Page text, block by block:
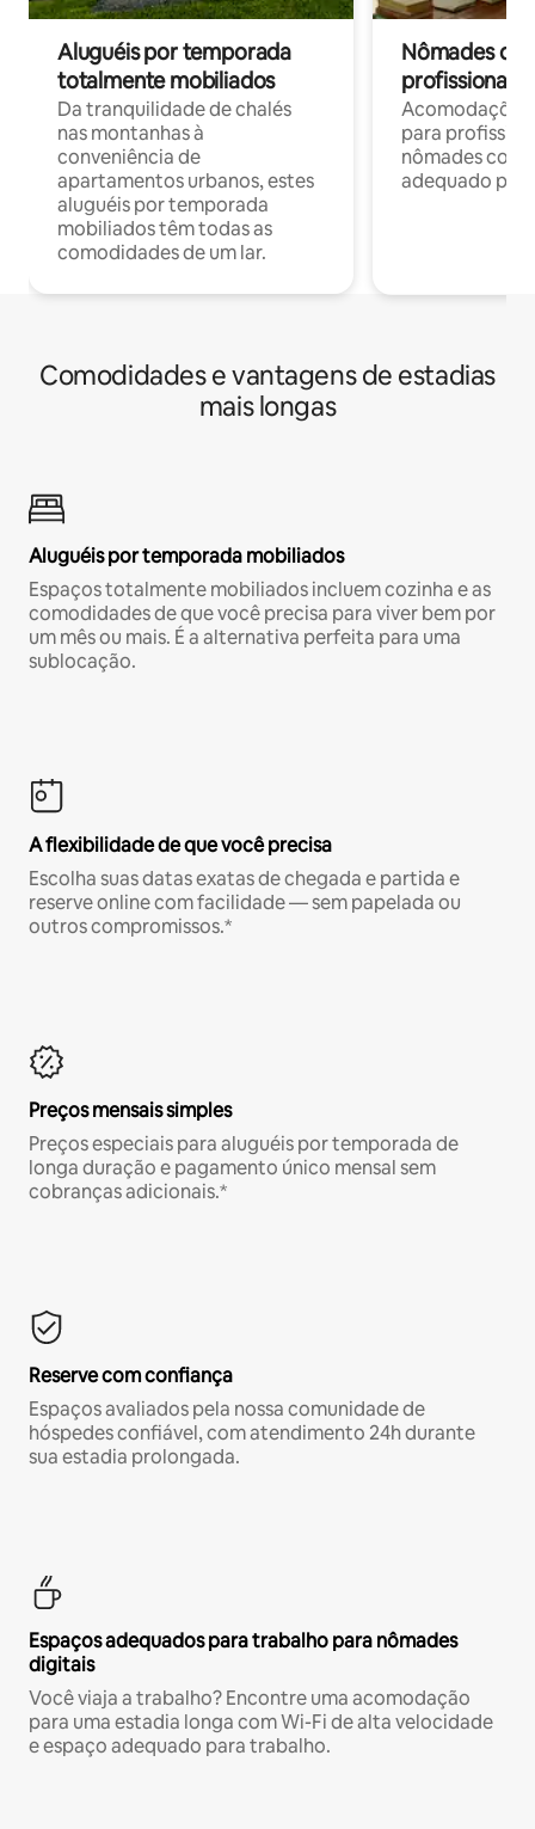
Aluguéis por temporada
totalmente mobiliados
Da tranquilidade de chalés
nas montanhas à
conveniência de
apartamentos urbanos, estes
aluguéis por temporada
mobiliados têm todas as
comodidades de um lar.
Nômades
profissionais
para
nômades com
adequado
Comodidades e vantagens de estadias
mais longas
Aluguéis por temporada mobiliados
Espaços totalmente mobiliados incluem cozinha e as
comodidades de que você precisa para viver bem por
um mês ou mais. É a alternativa perfeita para uma
sublocação.
A flexibilidade de que você precisa
Escolha suas datas exatas de chegada e partida e
reserve online com facilidade — sem papelada ou
outros compromissos.*
Preços mensais simples
Preços especiais para aluguéis por temporada de
longa duração e pagamento único mensal sem
cobranças adicionais.*
Reserve com confiança
Espaços avaliados pela nossa comunidade de
hóspedes confiável, com atendimento 24h durante
sua estadia prolongada.
Espaços adequados para trabalho para nômades
digitais
Você viaja a trabalho? Encontre uma acomodação
para uma estadia longa com Wi-Fi de alta velocidade
e espaço adequado para trabalho.